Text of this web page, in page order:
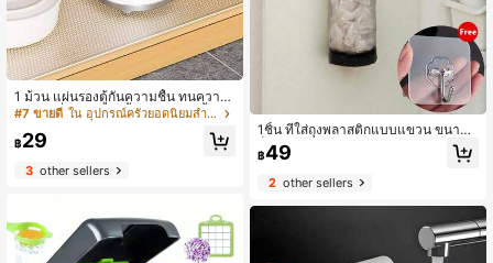
1 ม้วน แผ่นรองตู้กันความชื้น ทนความ
ร้อน กันลื่น แผ่นรองลิ้นชักโต๊ะ กันน้ำ กัน
น้ำมัน กันฝุ่น สำหรับตู้ ลิ้นชัก ตู้เย็น ทำค
วามสะอาดง่าย แผ่นรองเคาน์เตอร์ครัว
ปาร์ตี้คริสต์มาส
#7 ขายดี ใน อุปกรณ์ครัวยอดนิยมสำหรับฤดูร้อนและกิจกรรมกลางแจ
฿29
3other sellers
1ชิ้น ที่ใส่ถุงพลาสติกแบบแขวน ขนาดเ
ล็ก และตัวจ่าย สำหรับใช้ในครัวเรือน,
ที่เก็บถุงขยะห้องครัว
฿49
2other sellers